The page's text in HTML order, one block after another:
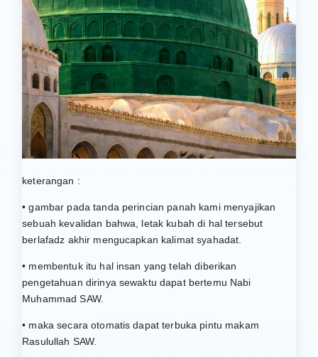
keterangan :
• gambar pada tanda perincian panah kami menyajikan
sebuah kevalidan bahwa, letak kubah di hal tersebut
berlafadz akhir mengucapkan kalimat syahadat.
• membentuk itu hal insan yang telah diberikan
pengetahuan dirinya sewaktu dapat bertemu Nabi
Muhammad SAW.
• maka secara otomatis dapat terbuka pintu makam
Rasulullah SAW.